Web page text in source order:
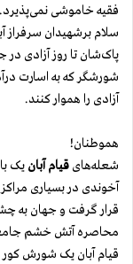
فقیه خاموشی نمی‌پذیرد.
سلام بر‌شهیدان سرفراز
پاک‌شان تا روز آزادی
شورشگر که به‌ اسارت
آزادی را هموار کنند.
هموطنان!
شعله‌های قیام آبان
آخوندی در بسیاری
قرار گرفت و جهان به
محاصره آتش خشم جامعه
قیام آبان یک شورش کور